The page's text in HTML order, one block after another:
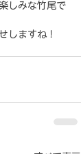
しみな竹尾で
しますね！